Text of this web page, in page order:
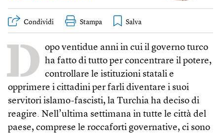
Condividi Stampa
D opo ventidue anni in cui il governo turco
ha fatto di tutto per concentrare il potere,
controllare le istituzioni statali e
opprimere i cittadini per farli diventare i suoi
servitori islamo-fascisti, la Turchia ha deciso di
reagire. Nell’ultima settimana in tutte le città del
paese, comprese le roccaforti governative, ci sono